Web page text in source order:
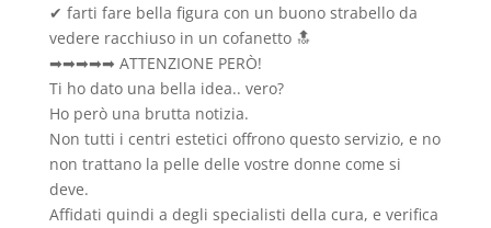
✔ farti fare bella figura con un buono strabello da
vedere racchiuso in un cofanetto 🔝
➡➡➡➡➡ ATTENZIONE PERÒ!
Ti ho dato una bella idea.. vero?
Ho però una brutta notizia.
Non tutti i centri estetici offrono questo servizio, e no
non trattano la pelle delle vostre donne come si
deve.
Affidati quindi a degli specialisti della cura, e verifica